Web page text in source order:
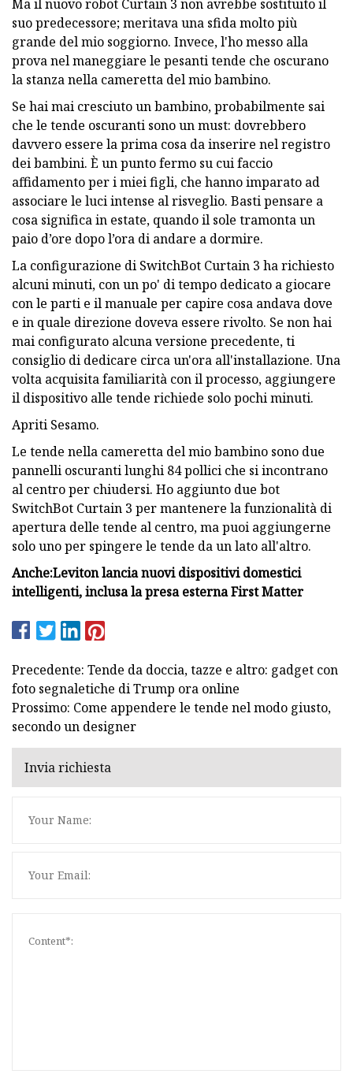
Ma il nuovo robot Curtain 3 non avrebbe sostituito il
suo predecessore; meritava una sfida molto più
grande del mio soggiorno. Invece, l'ho messo alla
prova nel maneggiare le pesanti tende che oscurano
la stanza nella cameretta del mio bambino.
Se hai mai cresciuto un bambino, probabilmente sai
che le tende oscuranti sono un must: dovrebbero
davvero essere la prima cosa da inserire nel registro
dei bambini. È un punto fermo su cui faccio
affidamento per i miei figli, che hanno imparato ad
associare le luci intense al risveglio. Basti pensare a
cosa significa in estate, quando il sole tramonta un
paio d’ore dopo l’ora di andare a dormire.
La configurazione di SwitchBot Curtain 3 ha richiesto
alcuni minuti, con un po' di tempo dedicato a giocare
con le parti e il manuale per capire cosa andava dove
e in quale direzione doveva essere rivolto. Se non hai
mai configurato alcuna versione precedente, ti
consiglio di dedicare circa un'ora all'installazione. Una
volta acquisita familiarità con il processo, aggiungere
il dispositivo alle tende richiede solo pochi minuti.
Apriti Sesamo.
Le tende nella cameretta del mio bambino sono due
pannelli oscuranti lunghi 84 pollici che si incontrano
al centro per chiudersi. Ho aggiunto due bot
SwitchBot Curtain 3 per mantenere la funzionalità di
apertura delle tende al centro, ma puoi aggiungerne
solo uno per spingere le tende da un lato all'altro.
Anche:Leviton lancia nuovi dispositivi domestici
intelligenti, inclusa la presa esterna First Matter
Precedente: Tende da doccia, tazze e altro: gadget con
foto segnaletiche di Trump ora online
Prossimo: Come appendere le tende nel modo giusto,
secondo un designer
Invia richiesta